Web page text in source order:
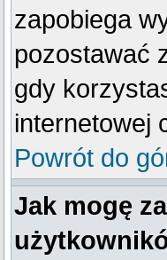
zapobiega
pozostawać
gdy
internetowej
Powrót do
Jak mogę